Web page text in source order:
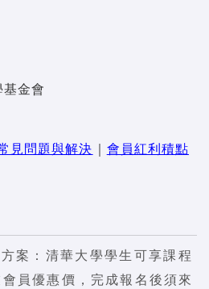
基金會
見問題與解決
會員紅利積點
案：清華大學學生可享課程
員優惠價，完成報名後須來